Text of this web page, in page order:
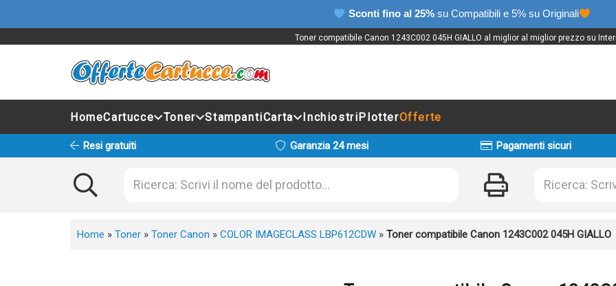
Sconti fino al 25% su Compatibili e 5% su Originali
Toner compatibile Canon 1243C002 045H GIALLO al miglior al miglior prezzo su
HomeCartucce Toner StampantiCarta InchiostriPlotterOfferte
Resi gratuiti Garanzia 24 mesi Pagamenti sicuri
Home » Toner » Toner Canon » COLOR IMAGECLASS LBP612CDW » Toner compatibile Canon 1243C002 045H GIALLO